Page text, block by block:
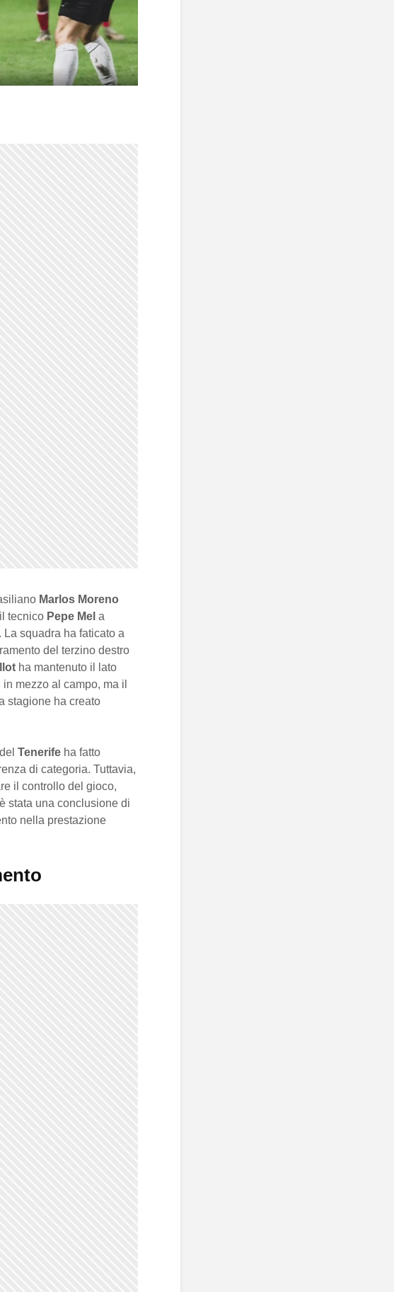
Marlos Moreno
tecnico Pepe Mel a
. La squadra ha faticato a
del terzino destro
ha mantenuto il lato
in mezzo al campo, ma il
stagione ha creato
Tenerife ha fatto
di categoria. Tuttavia,
il controllo del gioco,
stata una conclusione di
nella prestazione